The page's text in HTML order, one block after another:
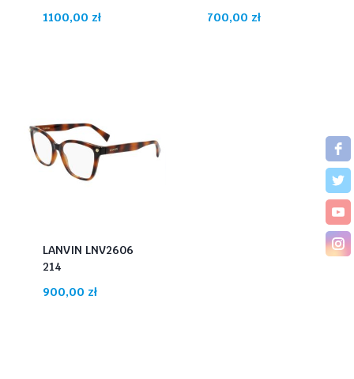
1100,00 zł
700,00 zł
LANVIN LNV2606
214
900,00 zł